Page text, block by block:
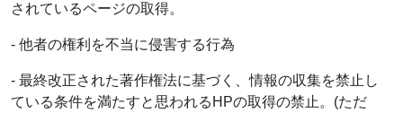
されているページの取得。
- 他者の権利を不当に侵害する行為
- 最終改正された著作権法に基づく、情報の収集を禁止し
ている条件を満たすと思われるHPの取得の禁止。(ただ